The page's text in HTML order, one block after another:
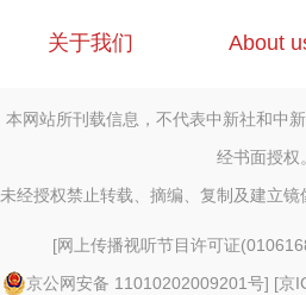
关于我们 About
本网站所刊载信息，不代表中新社和中
经书面授权。
未经授权禁止转载、摘编、复制及建立镜
[网上传播视听节目许可证
京公网安备 11010202009201号] [京